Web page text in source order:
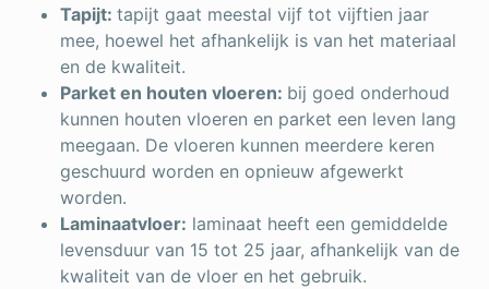
Tapijt: tapijt gaat meestal vijf tot vijftien jaar
mee, hoewel het afhankelijk is van het materiaal
en de kwaliteit.
Parket en houten vloeren: bij goed onderhoud
kunnen houten vloeren en parket een leven lang
meegaan. De vloeren kunnen meerdere keren
geschuurd worden en opnieuw afgewerkt
worden.
Laminaatvloer: laminaat heeft een gemiddelde
levensduur van 15 tot 25 jaar, afhankelijk van de
kwaliteit van de vloer en het gebruik.